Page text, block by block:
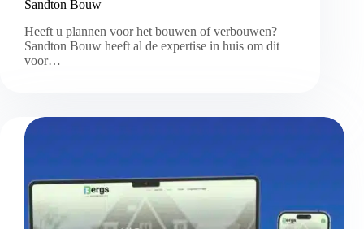
Sandton Bouw
Heeft u plannen voor het bouwen of verbouwen?
Sandton Bouw heeft al de expertise in huis om dit
voor…